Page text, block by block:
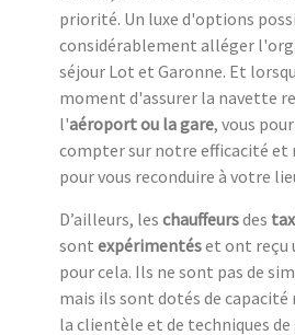
priorité. Un luxe d'options
considérablement alléger
séjour Lot et Garonne. Et
moment d'assurer la navette
l'aéroport ou la gare, vous
compter sur notre efficacité
pour vous reconduire à votre
D’ailleurs, les chauffeursdes
sont expérimentéset ont reçu
pour cela. Ils ne sont pas de
mais ils sont dotés de
la clientèle et de techniques de